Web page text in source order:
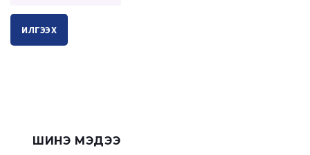
ИЛГЭЭХ
ШИНЭ МЭДЭЭ